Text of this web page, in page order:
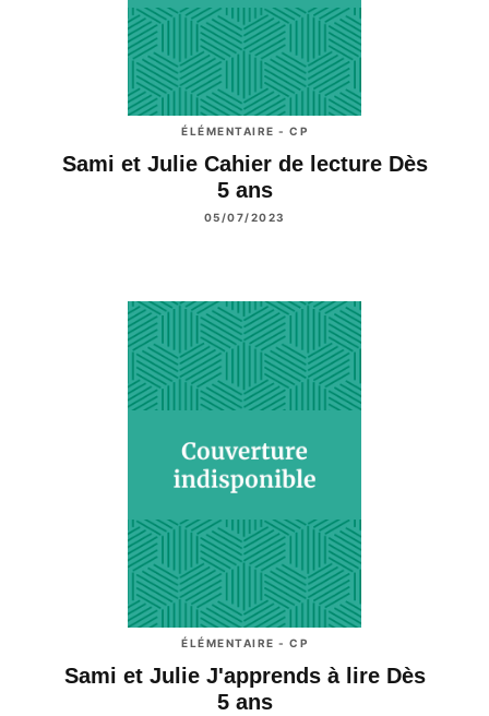
ÉLÉMENTAIRE - CP
Sami et Julie Cahier de lecture Dès
5 ans
05/07/2023
ÉLÉMENTAIRE - CP
Sami et Julie J'apprends à lire Dès
5 ans